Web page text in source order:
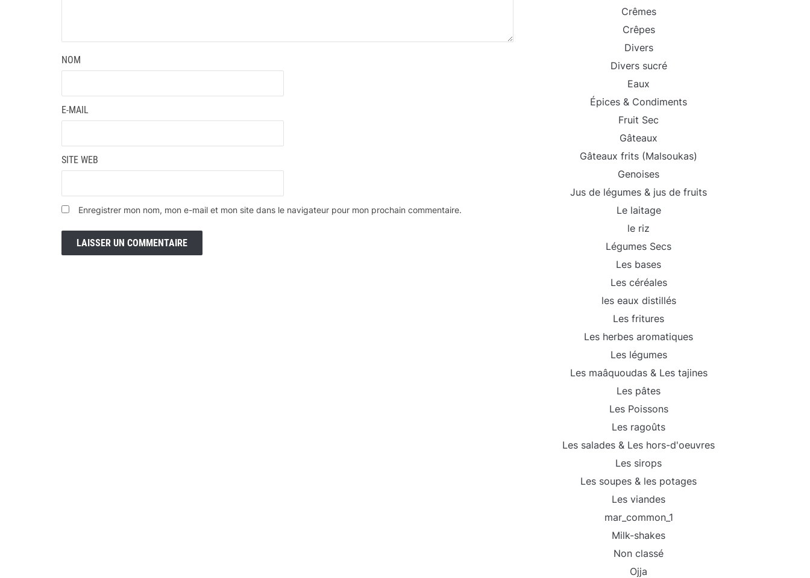
NOM
E-MAIL
SITE WEB
Enregistrer mon nom, mon e-mail et mon site dans le navigateur pour mon prochain commentaire.
Crêmes
Crêpes
Divers
Divers sucré
Eaux
Épices & Condiments
Fruit Sec
Gâteaux
Gâteaux frits (Malsoukas)
Genoises
Jus de légumes & jus de fruits
Le laitage
le riz
Légumes Secs
Les bases
Les céréales
les eaux distillés
Les fritures
Les herbes aromatiques
Les légumes
Les maâquoudas & Les tajines
Les pâtes
Les Poissons
Les ragoûts
Les salades & Les hors-d'oeuvres
Les sirops
Les soupes & les potages
Les viandes
mar_common_1
Milk-shakes
Non classé
Ojja